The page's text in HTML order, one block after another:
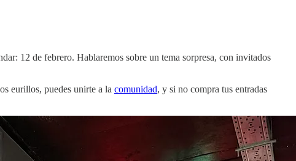
12 de febrero. Hablaremos sobre un tema sorpresa, con invitados
eurillos, puedes unirte a la comunidad, y si no compra tus entradas